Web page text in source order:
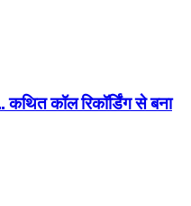
कथित कॉल रिकॉर्डिंग से बना